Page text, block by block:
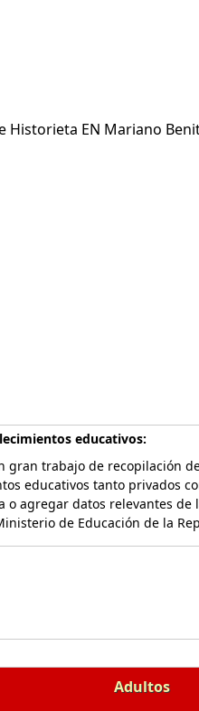
Historieta EN Mariano
educativos:
gran trabajo de recopilación
educativos tanto privados
agregar datos relevantes
de Educación de la
Adultos